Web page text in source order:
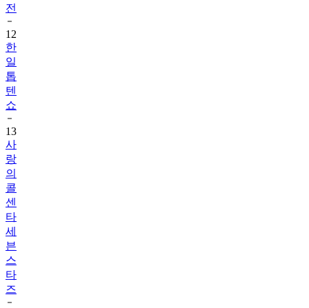
전
12
한
일
톱
텐
쇼
13
사
랑
의
콜
센
타
세
븐
스
타
즈